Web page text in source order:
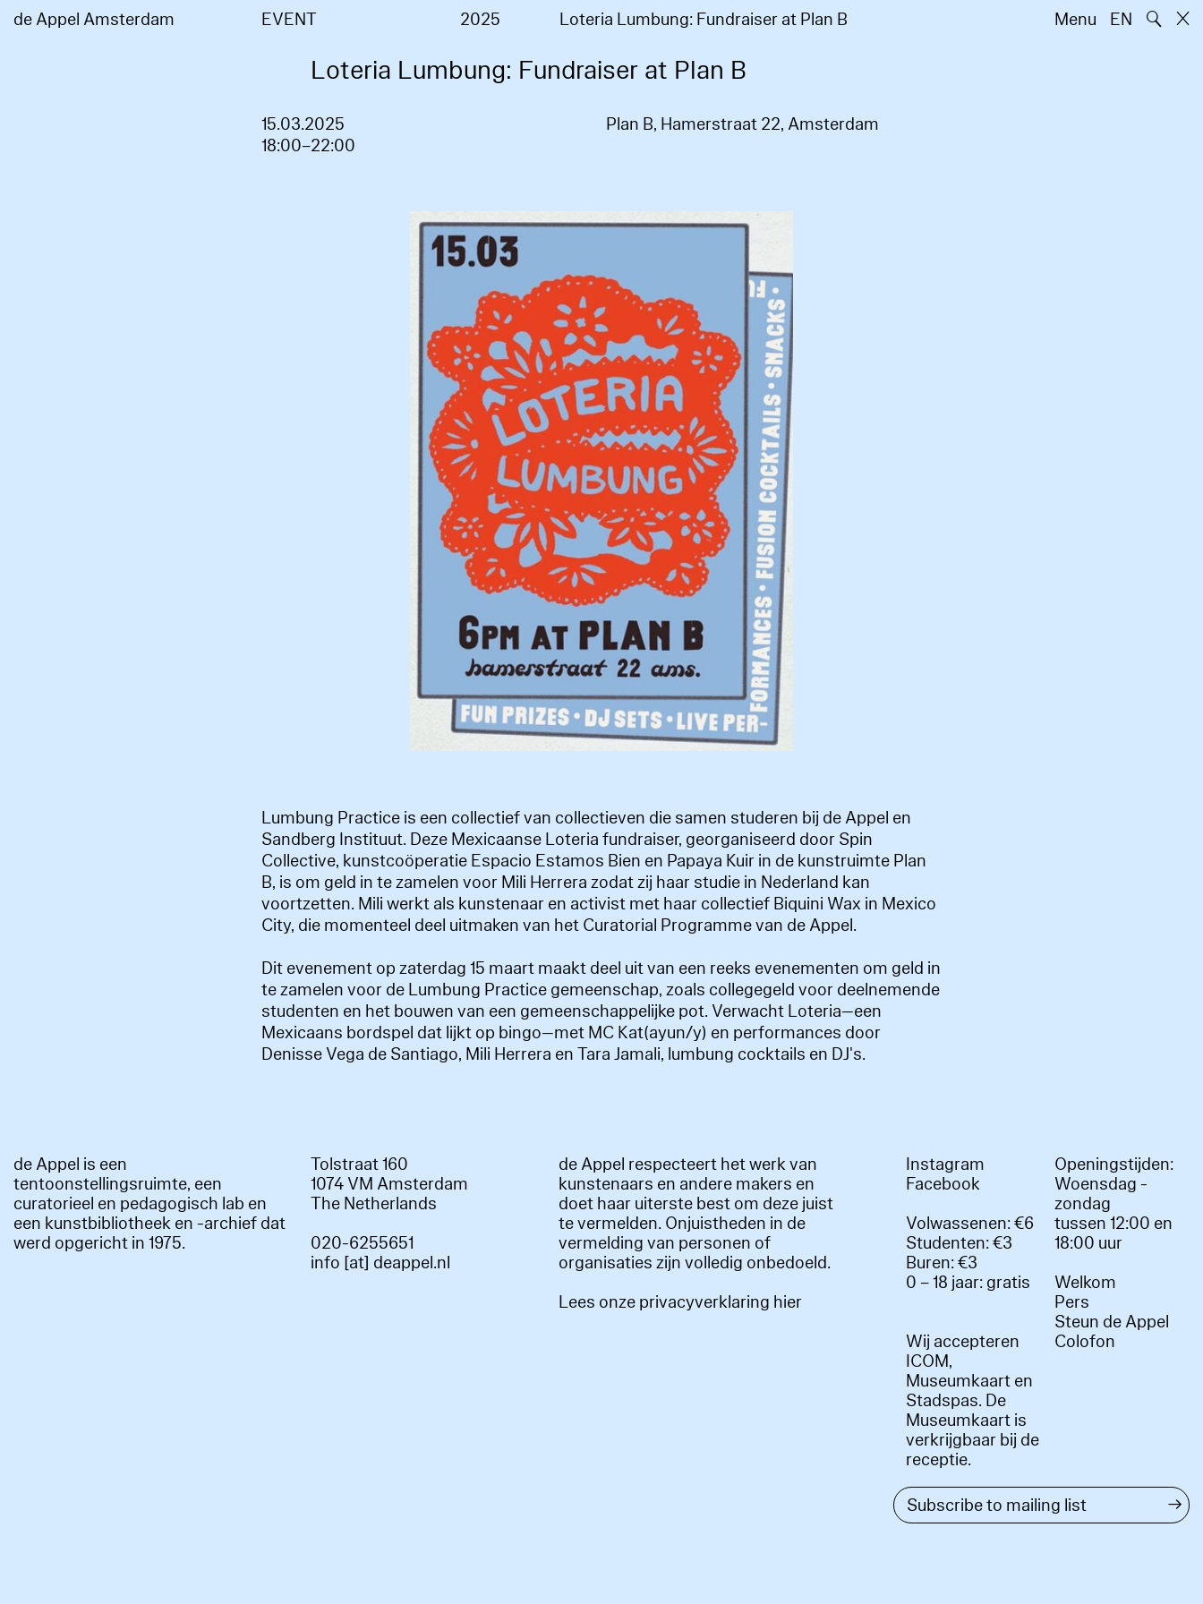
de Appel Amsterdam EVENT 2025 Loteria Lumbung: Fundraiser at Plan B Menu EN 🔍
Loteria Lumbung: Fundraiser at Plan B
15.03.2025
18:00–22:00
Plan B, Hamerstraat 22, Amsterdam
Lumbung Practice is een collectief van collectieven die samen studeren bij de Appel en
Sandberg Instituut. Deze Mexicaanse Loteria fundraiser, georganiseerd door Spin
Collective, kunstcoöperatie Espacio Estamos Bien en Papaya Kuir in de kunstruimte Plan
B, is om geld in te zamelen voor Mili Herrera zodat zij haar studie in Nederland kan
voortzetten. Mili werkt als kunstenaar en activist met haar collectief Biquini Wax in Mexico
City, die momenteel deel uitmaken van het Curatorial Programme van de Appel.
Dit evenement op zaterdag 15 maart maakt deel uit van een reeks evenementen om geld in
te zamelen voor de Lumbung Practice gemeenschap, zoals collegegeld voor deelnemende
studenten en het bouwen van een gemeenschappelijke pot. Verwacht Loteria—een
Mexicaans bordspel dat lijkt op bingo—met MC Kat(ayun/y) en performances door
Denisse Vega de Santiago, Mili Herrera en Tara Jamali, lumbung cocktails en DJ's.
de Appel is een
tentoonstellingsruimte, een
curatorieel en pedagogisch lab en
een kunstbibliotheek en -archief dat
werd opgericht in 1975.
Tolstraat 160
1074 VM Amsterdam
The Netherlands
020-6255651
info [at] deappel.nl
de Appel respecteert het werk van
kunstenaars en andere makers en
doet haar uiterste best om deze juist
te vermelden. Onjuistheden in de
vermelding van personen of
organisaties zijn volledig onbedoeld.
Lees onze privacyverklaring hier
Instagram
Facebook
Volwassenen: €6
Studenten: €3
Buren: €3
0 – 18 jaar: gratis
Wij accepteren
ICOM,
Museumkaart en
Stadspas. De
Museumkaart is
verkrijgbaar bij de
receptie.
Openingstijden:
Woensdag -
zondag
tussen 12:00 en
18:00 uur
Welkom
Pers
Steun de Appel
Colofon
→